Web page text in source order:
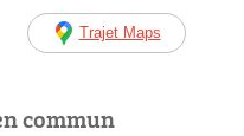
Trajet Maps
commun